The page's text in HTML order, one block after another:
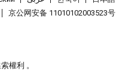
京公网安备 11010102003523号
權利 。